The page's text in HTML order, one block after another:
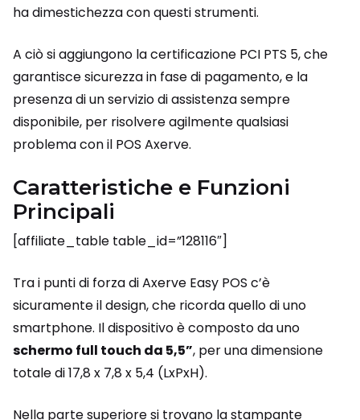
ha dimestichezza con questi strumenti.
A ciò si aggiungono la certificazione PCI PTS 5, che
garantisce sicurezza in fase di pagamento, e la
presenza di un servizio di assistenza sempre
disponibile, per risolvere agilmente qualsiasi
problema con il POS Axerve.
Caratteristiche e Funzioni
Principali
[affiliate_table table_id=”128116″]
Tra i punti di forza di Axerve Easy POS c’è
sicuramente il design, che ricorda quello di uno
smartphone. Il dispositivo è composto da uno
schermo full touch da 5,5”, per una dimensione
totale di 17,8 x 7,8 x 5,4 (LxPxH).
Nella parte superiore si trovano la stampante